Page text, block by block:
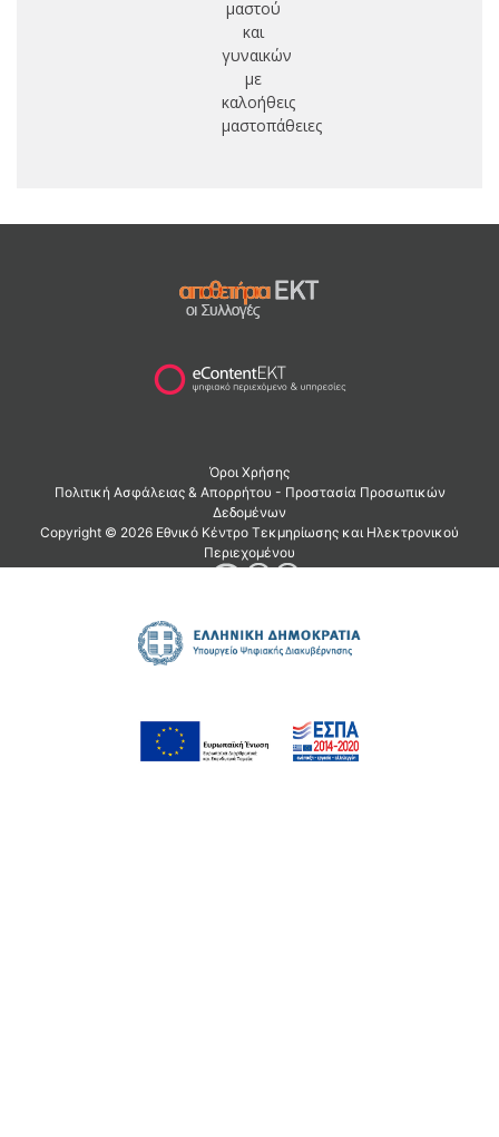
μαστού
και
γυναικών
με
καλοήθεις
μαστοπάθειες